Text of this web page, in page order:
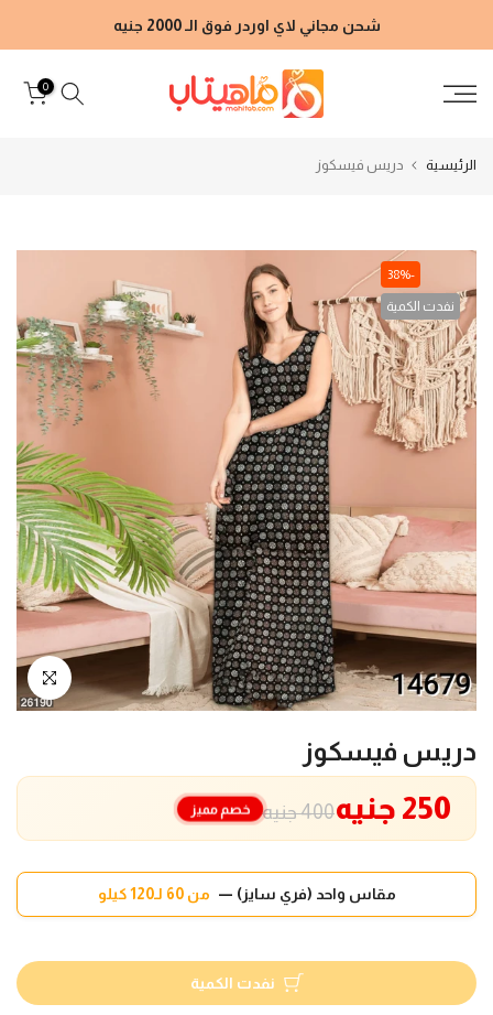
إلى
شحن مجاني لاي اوردر فوق الـ 2000 جنيه
0
الرئيسية دريس فيسكوز
-38%
نفدت الكمية
انقر للتكبير
دريس فيسكوز
400 جنيه 250 جنيه خصم مميز
مقاس واحد (فري سايز) — من 60 لـ120 كيلو
نفدت الكمية